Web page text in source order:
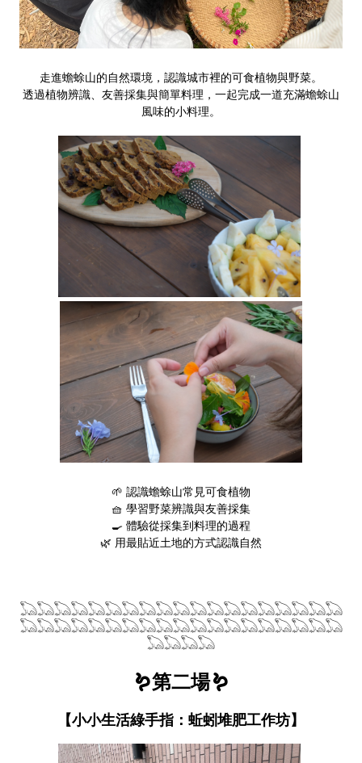
走進蟾蜍山的自然環境，認識城市裡的可食植物與野菜。
透過植物辨識、友善採集與簡單料理，一起完成一道充滿蟾蜍山
風味的小料理。
🌱 認識蟾蜍山常見可食植物
🧺 學習野菜辨識與友善採集
🍳 體驗從採集到料理的過程
🌿 用最貼近土地的方式認識自然
𓆏𓆏𓆏𓆏𓆏𓆏𓆏𓆏𓆏𓆏𓆏𓆏𓆏𓆏𓆏𓆏𓆏𓆏𓆏
𓆏𓆏𓆏𓆏𓆏𓆏𓆏𓆏𓆏𓆏𓆏𓆏𓆏𓆏𓆏𓆏𓆏𓆏𓆏
𓆏𓆏𓆏𓆏
🪱第二場🪱
【小小生活綠手指：蚯蚓堆肥工作坊】